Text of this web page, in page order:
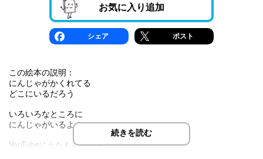
お気に入り追加
シェア ポスト
この絵本の説明：
にんじゃがかくれてる
どこにいるだろう
いろいろなところに
にんじゃがいるよ
YouTubeにうたもあります
続きを読む